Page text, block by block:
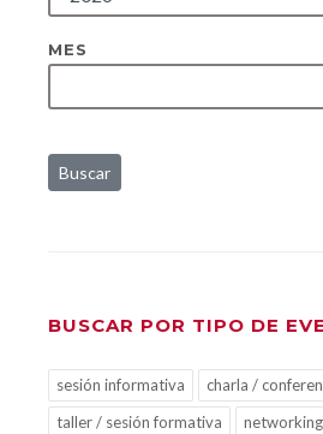
MES
Buscar
BUSCAR POR TIPO DE
sesión informativa
charla /
taller / sesión formativa
networking